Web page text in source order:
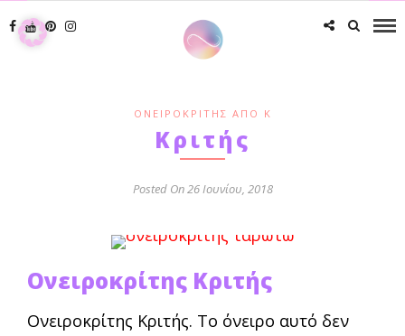
ΟΝΕΙΡΟΚΡΊΤΗΣ ΑΠΌ Κ
Κριτής
Posted On 26 Ιουνίου, 2018
Ονειροκρίτης Κριτής
Ονειροκρίτης Κριτής. Το όνειρο αυτό δεν